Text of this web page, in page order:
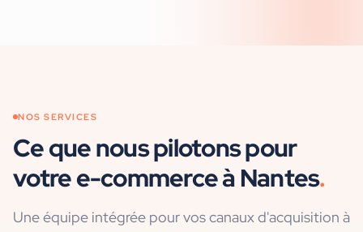
NOS SERVICES
Ce que nous pilotons pour
votree-commerceà Nantes.
Une équipe intégrée pour vos canaux d'acquisition à